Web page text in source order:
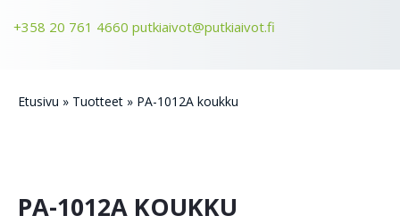
+358 20 761 4660 putkiaivot@putkiaivot.fi
Etusivu » Tuotteet » PA-1012A koukku
PA-1012A KOUKKU